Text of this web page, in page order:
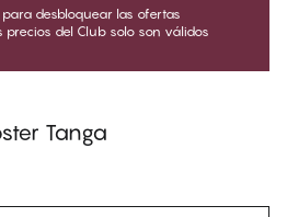
para desbloquear las ofertas
precios del Club solo son válidos
Tanga